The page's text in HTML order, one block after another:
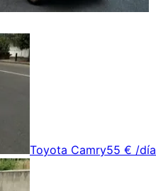
Toyota Camry55 € /día